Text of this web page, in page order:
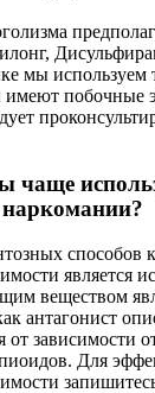
мы используем
имеют побочные
чаще
способов
является
веществом
антагонист
от зависимости
Для